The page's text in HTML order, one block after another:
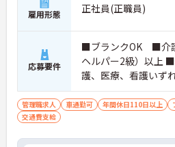
雇用形態 正社員(正職員)
応募要件
■ブランクOK ■介
ヘルパー2級）以上
護、医療、看護いず
転免許(AT限定可)
いた方歓迎
管理職求人 車通勤可 年間休日110日以上
交通費支給